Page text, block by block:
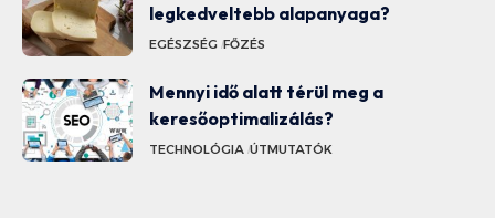
legkedveltebb alapanyaga?
EGÉSZSÉG FŐZÉS
Mennyi idő alatt térül meg a
keresőoptimalizálás?
TECHNOLÓGIA ÚTMUTATÓK